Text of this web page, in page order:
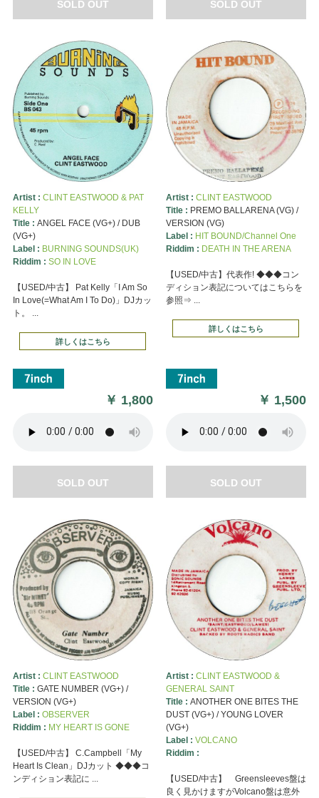
SOLD OUT SOLD OUT
Artist : CLINT EASTWOOD & PAT
KELLY
Title : ANGEL FACE (VG+) / DUB
(VG+)
Label : BURNING SOUNDS(UK)
Riddim : SO IN LOVE
【USED/中古】 Pat Kelly「I Am So
In Love(=What Am I To Do)」DJカッ
ト。 ...
詳しくはこちら
￥ 1,800
SOLD OUT
Artist : CLINT EASTWOOD
Title : PREMO BALLARENA (VG) /
VERSION (VG)
Label : HIT BOUND/Channel One
Riddim : DEATH IN THE ARENA
【USED/中古】代表作! ◆◆◆コン
ディション表記についてはこちらを
参照⇒ ...
詳しくはこちら
￥ 1,500
SOLD OUT
Artist : CLINT EASTWOOD
Title : GATE NUMBER (VG+) /
VERSION (VG+)
Label : OBSERVER
Riddim : MY HEART IS GONE
【USED/中古】 C.Campbell「My
Heart Is Clean」DJカット ◆◆◆コ
ンディション表記に ...
Artist : CLINT EASTWOOD &
GENERAL SAINT
Title : ANOTHER ONE BITES THE
DUST (VG+) / YOUNG LOVER
(VG+)
Label : VOLCANO
Riddim :
【USED/中古】 Greensleeves盤は
良く見かけますがVolcano盤は意外